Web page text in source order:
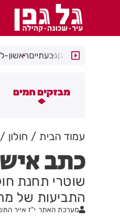
רמת גןגבעתייםראשון-
מבזקים חמים
תושב בת ים נעצר בחשד לאונס אלים
עמוד הבית חולון
כתב
שוטרי תחנת
התביעות של
מערכת האתר י"ז אייר